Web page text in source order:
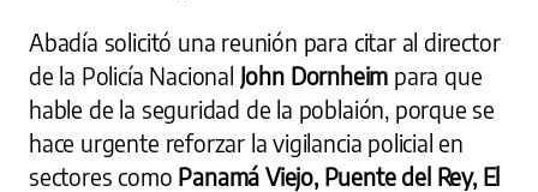
Abadía solicitó una reunión para citar al director
de la Policía Nacional John Dornheim para que
hable de la seguridad de la poblaión, porque se
hace urgente reforzar la vigilancia policial en
sectores como Panamá Viejo, Puente del Rey, El